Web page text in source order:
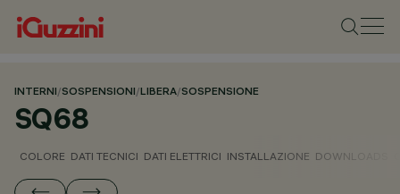
INTERNI/SOSPENSIONI/LIBERA/SOSPENSIONE
SQ68
COLORE DATI TECNICI DATI ELETTRICI INSTALLAZIONE DOWNLOADS